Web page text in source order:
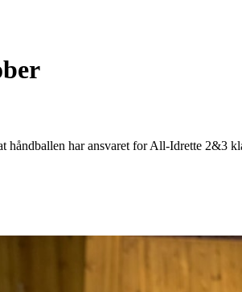
har ansvaret for All-Idrette 2&3